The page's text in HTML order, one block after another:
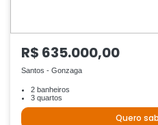
R$ 635.000,00
Santos - Gonzaga
2 banheiros
3 quartos
Quero